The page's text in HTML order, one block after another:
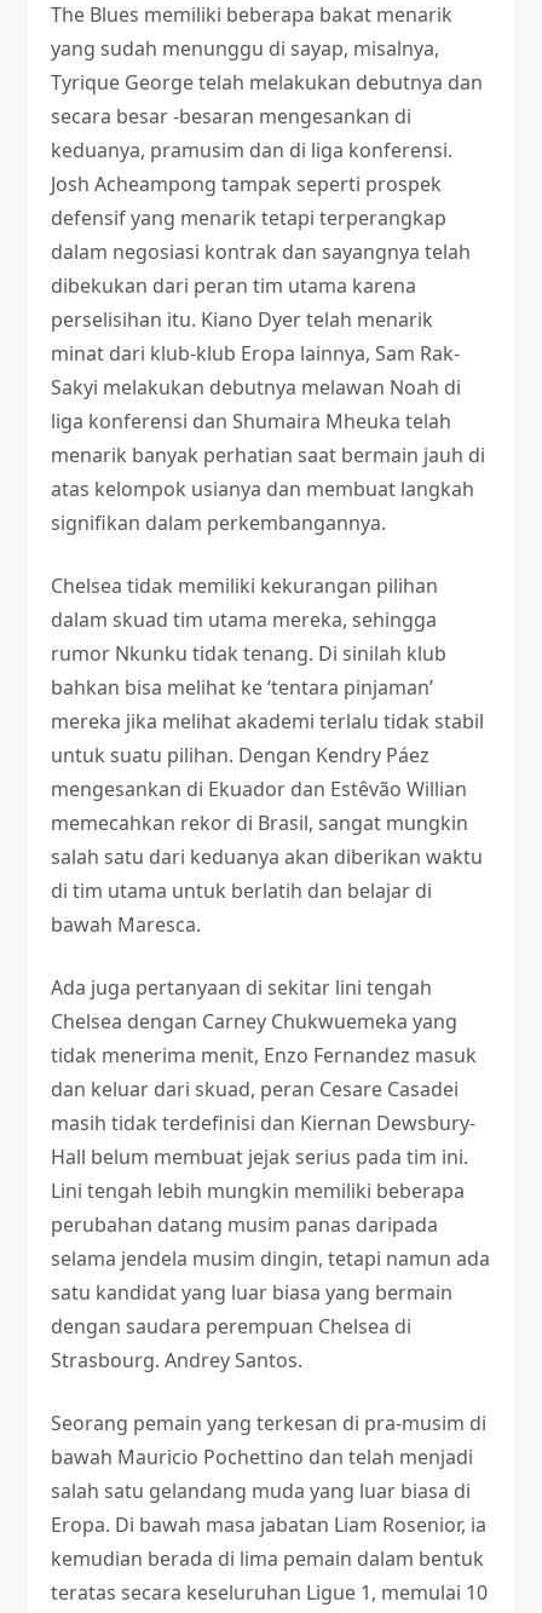
The Blues memiliki beberapa bakat menarik
yang sudah menunggu di sayap, misalnya,
Tyrique George telah melakukan debutnya dan
secara besar -besaran mengesankan di
keduanya, pramusim dan di liga konferensi.
Josh Acheampong tampak seperti prospek
defensif yang menarik tetapi terperangkap
dalam negosiasi kontrak dan sayangnya telah
dibekukan dari peran tim utama karena
perselisihan itu. Kiano Dyer telah menarik
minat dari klub-klub Eropa lainnya, Sam Rak-
Sakyi melakukan debutnya melawan Noah di
liga konferensi dan Shumaira Mheuka telah
menarik banyak perhatian saat bermain jauh di
atas kelompok usianya dan membuat langkah
signifikan dalam perkembangannya.
Chelsea tidak memiliki kekurangan pilihan
dalam skuad tim utama mereka, sehingga
rumor Nkunku tidak tenang. Di sinilah klub
bahkan bisa melihat ke ‘tentara pinjaman’
mereka jika melihat akademi terlalu tidak stabil
untuk suatu pilihan. Dengan Kendry Páez
mengesankan di Ekuador dan Estêvão Willian
memecahkan rekor di Brasil, sangat mungkin
salah satu dari keduanya akan diberikan waktu
di tim utama untuk berlatih dan belajar di
bawah Maresca.
Ada juga pertanyaan di sekitar lini tengah
Chelsea dengan Carney Chukwuemeka yang
tidak menerima menit, Enzo Fernandez masuk
dan keluar dari skuad, peran Cesare Casadei
masih tidak terdefinisi dan Kiernan Dewsbury-
Hall belum membuat jejak serius pada tim ini.
Lini tengah lebih mungkin memiliki beberapa
perubahan datang musim panas daripada
selama jendela musim dingin, tetapi namun ada
satu kandidat yang luar biasa yang bermain
dengan saudara perempuan Chelsea di
Strasbourg. Andrey Santos.
Seorang pemain yang terkesan di pra-musim di
bawah Mauricio Pochettino dan telah menjadi
salah satu gelandang muda yang luar biasa di
Eropa. Di bawah masa jabatan Liam Rosenior, ia
kemudian berada di lima pemain dalam bentuk
teratas secara keseluruhan Ligue 1, memulai 10